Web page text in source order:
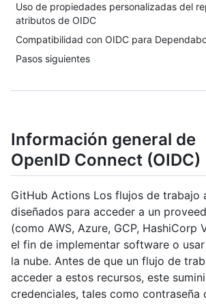
Uso de propiedades personalizadas del
atributos de OIDC
Compatibilidad con OIDC para
Pasos siguientes
Información general de
OpenID Connect (OIDC)
GitHub Actions Los flujos de trabajo
diseñados para acceder a un
(como AWS, Azure, GCP, HashiCorp
el fin de implementar software o
la nube. Antes de que un flujo de
acceder a estos recursos, este
credenciales, tales como contraseña